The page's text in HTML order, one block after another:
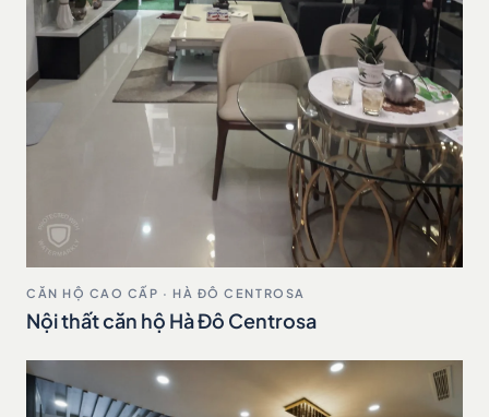
CĂN HỘ CAO CẤP · HÀ ĐÔ CENTROSA
Nội thất căn hộ Hà Đô Centrosa